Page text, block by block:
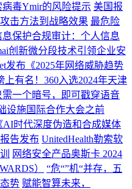
毒Ymir的风险提示 美国报
击方法到战略效果 最危险
息保护合规审计：个人信息
创新微分段技术引领企业安
发布《2025年网络威胁趋势
上有名！360入选2024年天津
需一个暗号，即可戳穿语音
设施国际合作大会之前
AI时代深度伪造和合成媒体
告发布 UnitedHealth勒索软
网络安全产品奥斯卡 2024
）
“危“”机“并存，五
势 赋能智算未来，